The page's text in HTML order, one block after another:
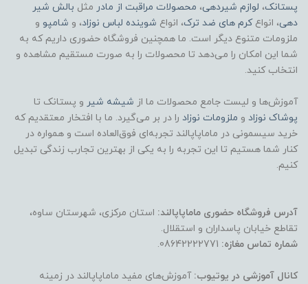
پستانک، لوازم شیردهی، محصولات مراقبت از مادر مثل بالش شیر
دهی، انواعکرم های ضد ترک، انواع شوینده لباس نوزاد، و شامپو و
ملزومات متنوع دیگر است. ما همچنین فروشگاه حضوری داریم که به
شما این امکان را می‌دهد تا محصولات را به صورت مستقیم مشاهده و
انتخاب کنید.
آموزش‌ها و لیست جامع محصولات ما از شیشه شیر و پستانک تا
پوشاک نوزاد و ملزومات نوزاد را در بر می‌گیرد. ما با افتخار معتقدیم که
خرید سیسمونی در ماماپاپالند تجربه‌ای فوق‌العاده است و همواره در
کنار شما هستیم تا این تجربه را به یکی از بهترین تجارب زندگی تبدیل
کنیم.
آدرس فروشگاه حضوری ماماپاپالند: استان مرکزی، شهرستان ساوه،
تقاطع خیابان پاسداران و استقلال.
شماره تماس مغازه:
کانال آموزشی در یوتیوب: آموزش‌های مفید ماماپاپالند در زمینه